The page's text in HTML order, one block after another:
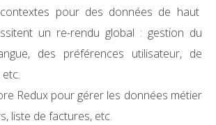
pour des données de haut
un re-rendu global : gestion du
des préférences utilisateur, de
Redux pour gérer les données métier
liste de factures, etc.